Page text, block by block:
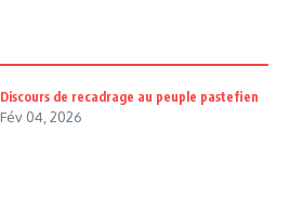
Discours de recadrage au peuple pastefien
Fév 04, 2026